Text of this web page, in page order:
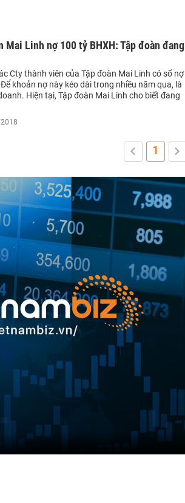
Mai Linh nợ 100 tỷ BHXH: Tập đoàn đang
Cty thành viên của Tập đoàn Mai Linh có số nợ
khoản nợ này kéo dài trong nhiều năm qua, là
Hiện tại, Tập đoàn Mai Linh cho biết đang
1